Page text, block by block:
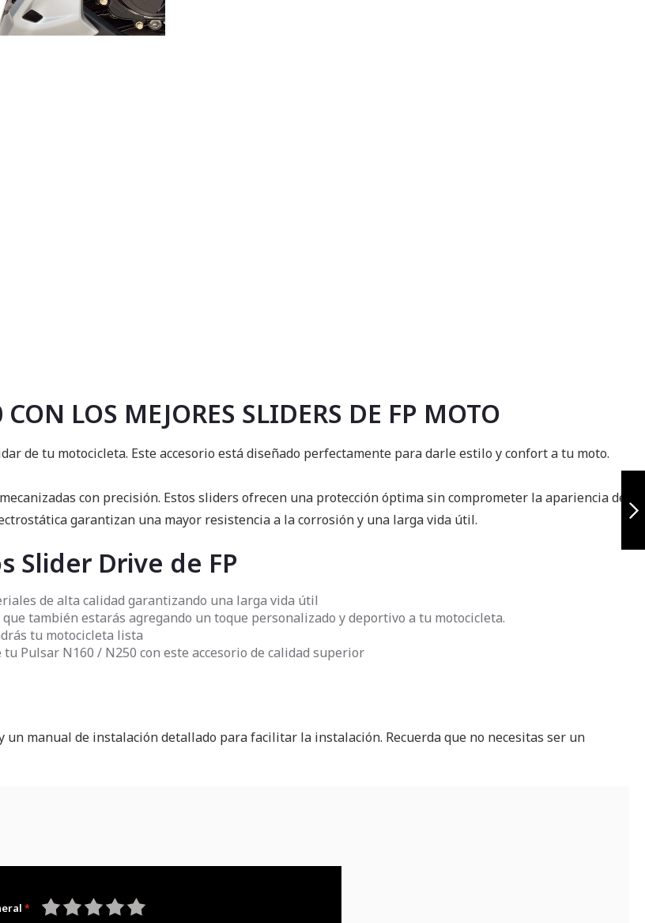
XADV 750
LOS MEJORES SLIDERS DE FP MOTO
de tu motocicleta. Este accesorio está diseñado perfectamente para darle estilo y confort a tu moto.
con precisión. Estos sliders ofrecen una protección óptima sin comprometer la apariencia de
garantizan una mayor resistencia a la corrosión y una larga vida útil.
Slider Drive de FP
de alta calidad garantizando una larga vida útil
también estarás agregando un toque personalizado y deportivo a tu motocicleta.
tu motocicleta lista
Pulsar N160 / N250 con este accesorio de calidad superior
manual de instalación detallado para facilitar la instalación. Recuerda que no necesitas ser un